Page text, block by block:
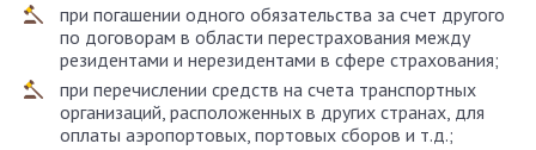
при погашении одного обязательства за счет другого
по договорам в области перестрахования между
резидентами и нерезидентами в сфере страхования;
при перечислении средств на счета транспортных
организаций, расположенных в других странах, для
оплаты аэропортовых, портовых сборов и т.д.;